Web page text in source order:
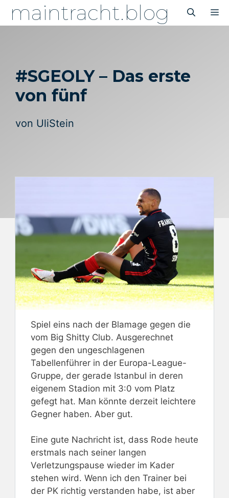
Inhaltmaintracht.blog
#SGEOLY – Das erste
von fünf
von UliStein
Spiel eins nach der Blamage gegen die
vom Big Shitty Club. Ausgerechnet
gegen den ungeschlagenen
Tabellenführer in der Europa-League-
Gruppe, der gerade Istanbul in deren
eigenem Stadion mit 3:0 vom Platz
gefegt hat. Man könnte derzeit leichtere
Gegner haben. Aber gut.
Eine gute Nachricht ist, dass Rode heute
erstmals nach seiner langen
Verletzungspause wieder im Kader
stehen wird. Wenn ich den Trainer bei
der PK richtig verstanden habe, ist aber